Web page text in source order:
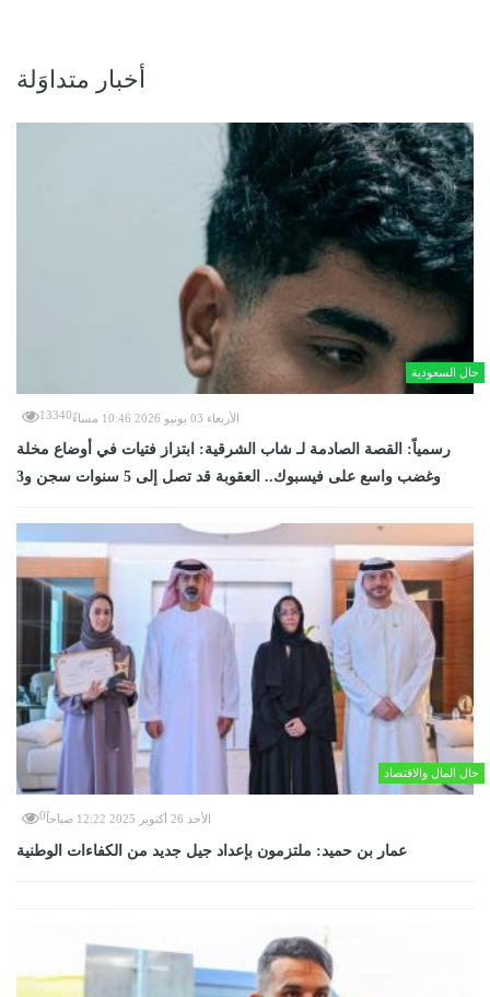
أخبار متداوَلة
حال السعودية
الأربعاء 03 يونيو 2026 10:46 مساءً 13340
رسمياً: القصة الصادمة لـ شاب الشرقية: ابتزاز فتيات في أوضاع مخلة
وغضب واسع على فيسبوك.. العقوبة قد تصل إلى 5 سنوات سجن و3
حال المال والاقتصاد
الأحد 26 أكتوبر 2025 12:22 صباحاً 0
عمار بن حميد: ملتزمون بإعداد جيل جديد من الكفاءات الوطنية